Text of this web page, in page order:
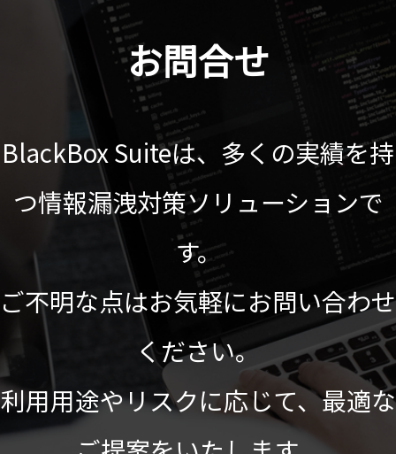
お問合せ
BlackBox Suiteは、多くの実績を持
つ情報漏洩対策ソリューションで
す。
ご不明な点はお気軽にお問い合わせ
ください。
利用用途やリスクに応じて、最適な